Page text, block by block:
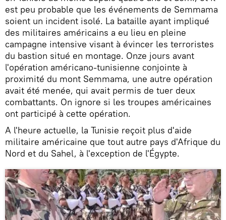
est peu probable que les événements de Semmama
soient un incident isolé. La bataille ayant impliqué
des militaires américains a eu lieu en pleine
campagne intensive visant à évincer les terroristes
du bastion situé en montage. Onze jours avant
l'opération américano-tunisienne conjointe à
proximité du mont Semmama, une autre opération
avait été menée, qui avait permis de tuer deux
combattants. On ignore si les troupes américaines
ont participé à cette opération.
A l'heure actuelle, la Tunisie reçoit plus d'aide
militaire américaine que tout autre pays d'Afrique du
Nord et du Sahel, à l'exception de l'Égypte.